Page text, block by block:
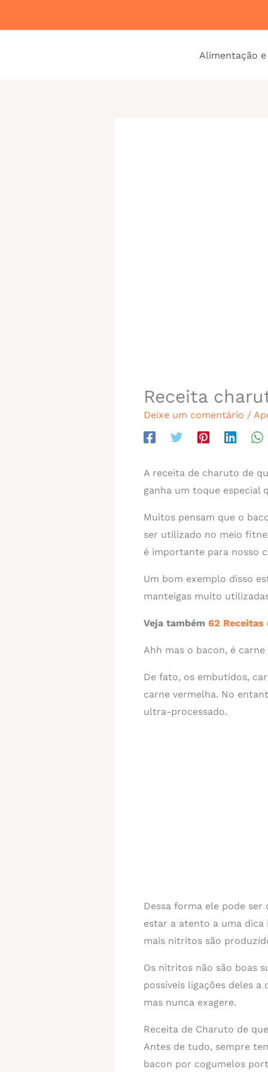
Alimentação e
Receita
Deixe um comentário /
A receita de charuto de
ganha um toque especial
Muitos pensam que o
ser utilizado no meio
é importante para nosso
Um bom exemplo disso
manteigas muito
Veja também 62 Receitas
Ahh mas o bacon, é carne
De fato, os embutidos,
carne vermelha. No
ultra-processado.
Dessa forma ele pode
estar a atento a uma
mais nitritos são
Os nitritos não são boas
possíveis ligações deles
mas nunca exagere.
Receita de Charuto de
Antes de tudo, sempre
bacon por cogumelos